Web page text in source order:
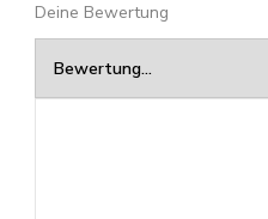
Deine Bewertung